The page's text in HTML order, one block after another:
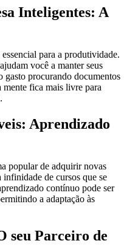
Inteligentes: A
para a produtividade.
você a manter seus
gasto procurando documentos
fica mais livre para
Aprendizado
popular de adquirir novas
de cursos que se
contínuo pode ser
a adaptação às
seu Parceiro de